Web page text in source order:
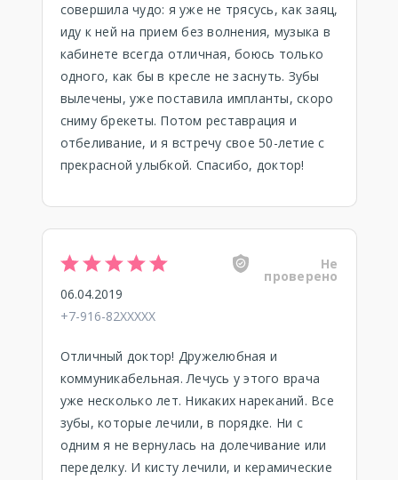
совершила чудо: я уже не трясусь, как заяц,
иду к ней на прием без волнения, музыка в
кабинете всегда отличная, боюсь только
одного, как бы в кресле не заснуть. Зубы
вылечены, уже поставила импланты, скоро
сниму брекеты. Потом реставрация и
отбеливание, и я встречу свое 50-летие с
прекрасной улыбкой. Спасибо, доктор!
Не
проверено
06.04.2019
+7-916-82XXXXX
Отличный доктор! Дружелюбная и
коммуникабельная. Лечусь у этого врача
уже несколько лет. Никаких нареканий. Все
зубы, которые лечили, в порядке. Ни с
одним я не вернулась на долечивание или
переделку. И кисту лечили, и керамические